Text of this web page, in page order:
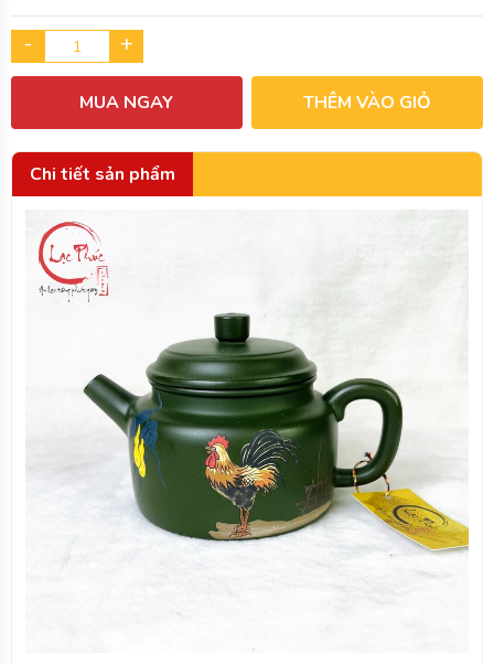
- +
MUA NGAY THÊM VÀO GIỎ
Chi tiết sản phẩm